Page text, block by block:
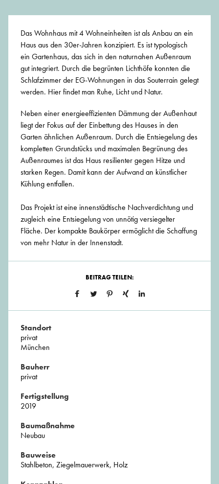
Das Wohnhaus mit 4 Wohneinheiten ist als Anbau an ein
Haus aus den 30er-Jahren konzipiert. Es ist typologisch
ein Gartenhaus, das sich in den naturnahen Außenraum
gut integriert. Durch die begrünten Lichthöfe konnten die
Schlafzimmer der EG-Wohnungen in das Souterrain gelegt
werden. Hier findet man Ruhe, Licht und Natur.
Neben einer energieeffizienten Dämmung der Außenhaut
liegt der Fokus auf der Einbettung des Hauses in den
Garten ähnlichen Außenraum. Durch die Entsiegelung des
kompletten Grundstücks und maximalen Begrünung des
Außenraumes ist das Haus resilienter gegen Hitze und
starken Regen. Damit kann der Aufwand an künstlicher
Kühlung entfallen.
Das Projekt ist eine innenstädtische Nachverdichtung und
zugleich eine Entsiegelung von unnötig versiegelter
Fläche. Der kompakte Baukörper ermöglicht die Schaffung
von mehr Natur in der Innenstadt.
BEITRAG TEILEN:
Standort
privat
München
Bauherr
privat
Fertigstellung
2019
Baumaßnahme
Neubau
Bauweise
Stahlbeton, Ziegelmauerwerk, Holz